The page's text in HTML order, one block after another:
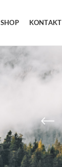
SHOP KONTAKT